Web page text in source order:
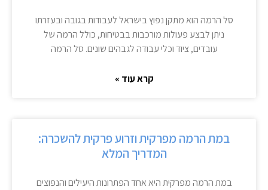
סל הרמה הוא מתקן נפוץ בישראל לעבודות בגובה ובעזרתו
ניתן לבצע פעולות מורכבות בבטיחות, כולל הרמה של
עובדים, ציוד וכלי עבודה לגבהים שונים. סל הרמה
קרא עוד »
במת הרמה מפרקית וזרוע פרקית להשכרה:
המדריך המלא
במת הרמה מפרקית היא אחד הפתרונות היעילים והנפוצים